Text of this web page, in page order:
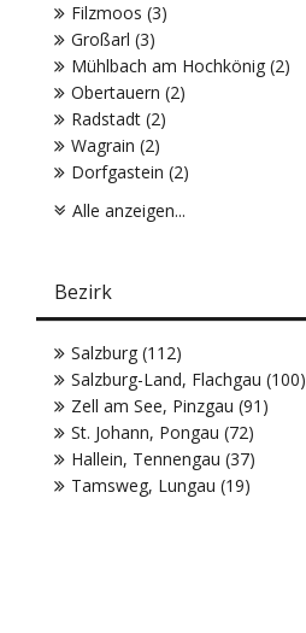
Filzmoos (3)
Großarl (3)
Mühlbach am Hochkönig (2)
Obertauern (2)
Radstadt (2)
Wagrain (2)
Dorfgastein (2)
Alle anzeigen...
Bezirk
Salzburg (112)
Salzburg-Land, Flachgau (100)
Zell am See, Pinzgau (91)
St. Johann, Pongau (72)
Hallein, Tennengau (37)
Tamsweg, Lungau (19)